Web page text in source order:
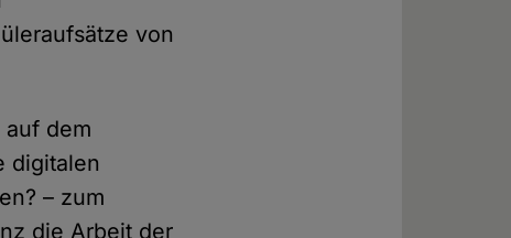
von
auf dem
digitalen
– zum
die Arbeit der